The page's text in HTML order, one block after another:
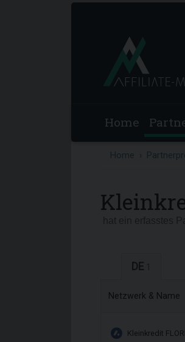
Home
Home
DE
Netzwerk & Name
Kleinkredit